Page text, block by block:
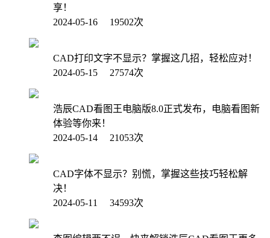
享！
2024-05-16 19502次
CAD打印文字不显示？掌握这几招，轻松应对！
2024-05-15 27574次
浩辰CAD看图王电脑版8.0正式发布，电脑看图新
体验等你来！
2024-05-14 21053次
CAD字体不显示？别慌，掌握这些技巧轻松解
决！
2024-05-11 34593次